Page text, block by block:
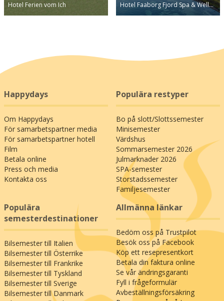
Hotel Ferien vom Ich
Hotel Faaborg Fjord Spa & Well…
Happydays
Om Happydays
För samarbetspartner media
För samarbetspartner hotell
Film
Betala online
Press och media
Kontakta oss
Populära restyper
Bo på slott/Slottssemester
Minisemester
Värdshus
Sommarsemester 2026
Julmarknader 2026
SPA-semester
Storstadssemester
Familjesemester
Populära
semesterdestinationer
Bilsemester till Italien
Bilsemester till Österrike
Bilsemester till Frankrike
Bilsemester till Tyskland
Bilsemester till Sverige
Bilsemester till Danmark
Allmänna länkar
Bedöm oss på Trustpilot
Besök oss på Facebook
Köp ett resepresentkort
Betala din faktura online
Se vår ändringsgaranti
Fyll i frågeformulär
Avbeställningsförsäkring